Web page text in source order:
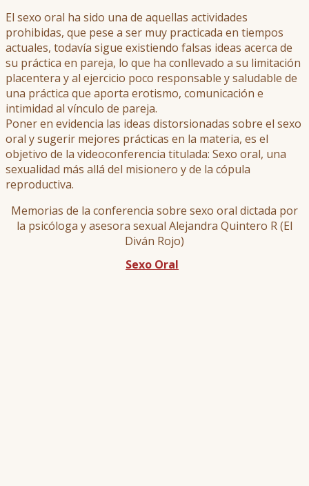
El sexo oral ha sido una de aquellas actividades
prohibidas, que pese a ser muy practicada en tiempos
actuales, todavía sigue existiendo falsas ideas acerca de
su práctica en pareja, lo que ha conllevado a su limitación
placentera y al ejercicio poco responsable y saludable de
una práctica que aporta erotismo, comunicación e
intimidad al vínculo de pareja.
Poner en evidencia las ideas distorsionadas sobre el sexo
oral y sugerir mejores prácticas en la materia, es el
objetivo de la videoconferencia titulada: Sexo oral, una
sexualidad más allá del misionero y de la cópula
reproductiva.
Memorias de la conferencia sobre sexo oral dictada por
la psicóloga y asesora sexual Alejandra Quintero R (El
Diván Rojo)
Sexo Oral